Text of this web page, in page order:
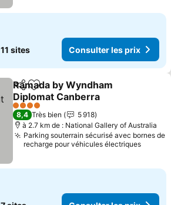
11 sites Consulter les prix
PartagerAjouter à mes favoris
Ramada by Wyndham
Diplomat Canberra
4 Étoiles
8,4 Très bien
5 918
à 2.7 km de : National Gallery of Australia
Parking souterrain sécurisé avec bornes de
recharge pour véhicules électriques